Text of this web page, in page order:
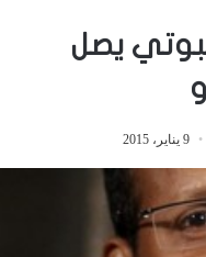
يصل
9 يناير، 2015